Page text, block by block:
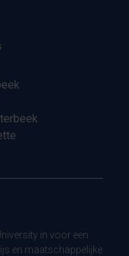
in voor een
en maatschappelijke